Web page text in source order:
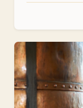
Cosa è la Grappa